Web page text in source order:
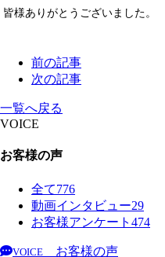
皆様ありがとうございました。
前の記事
次の記事
一覧へ戻る
VOICE
お客様の声
全て776
動画インタビュー29
お客様アンケート 474
VOICE
お客様の声